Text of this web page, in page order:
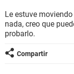
Le estuve
nada, creo que
probarlo.
Compartir